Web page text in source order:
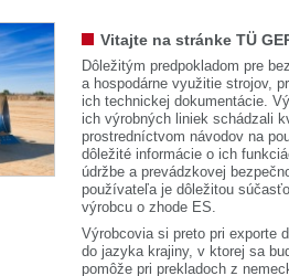
Vitajte na stránke TÜ
Dôležitým predpokladom pre
a hospodárne využitie strojov,
ich technickej dokumentácie.
ich výrobných liniek schádzali
prostredníctvom návodov na
dôležité informácie o ich
údržbe a prevádzkovej
používateľa je dôležitou
výrobcu o zhode ES.
Výrobcovia si preto pri exporte
do jazyka krajiny, v ktorej sa
pomôže pri prekladoch z